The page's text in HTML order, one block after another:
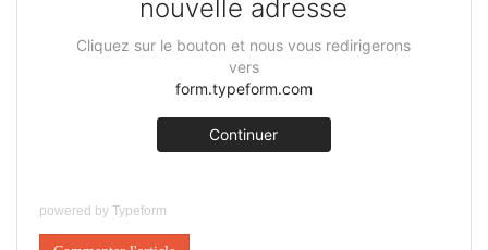
powered by Typeform